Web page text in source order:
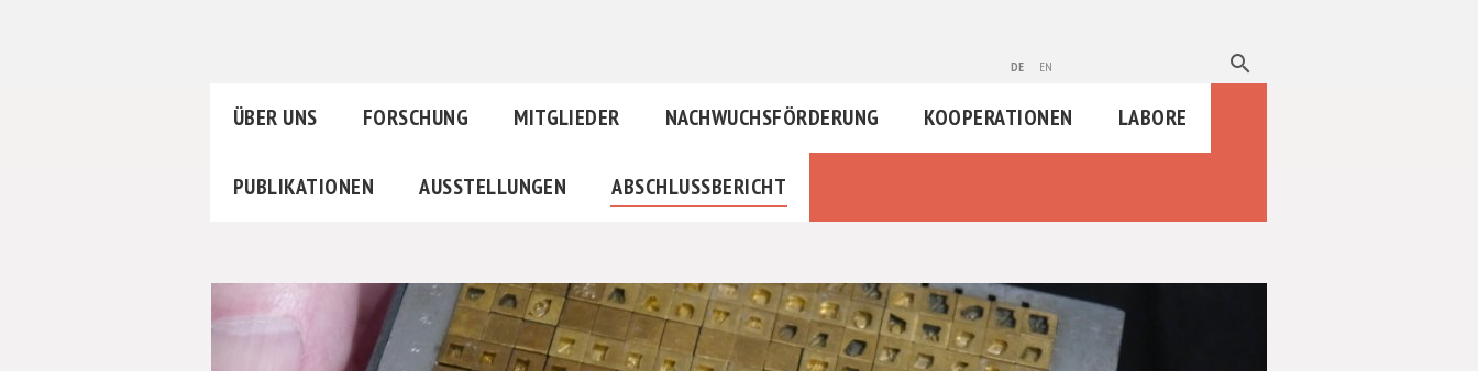
de en search
ÜBER UNS FORSCHUNG MITGLIEDER NACHWUCHSFÖRDERUNG KOOPERATIONEN LABORE
PUBLIKATIONEN AUSSTELLUNGEN ABSCHLUSSBERICHT